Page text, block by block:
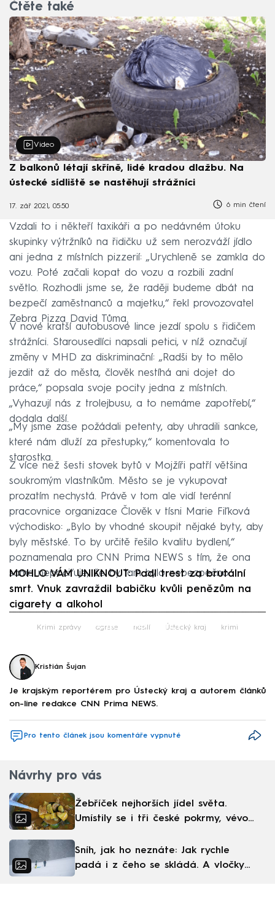
Čtěte také
Video
Z balkonů létají skříně, lidé kradou dlažbu. Na
ústecké sídliště se nastěhují strážníci
17. zář 2021, 05:50 6 min čtení
Vzdali to i někteří taxikáři a po nedávném útoku
skupinky výtržníků na řidičku už sem nerozváží jídlo
ani jedna z místních pizzerií: „Urychleně se zamkla do
vozu. Poté začali kopat do vozu a rozbili zadní
světlo. Rozhodli jsme se, že raději budeme dbát na
bezpečí zaměstnanců a majetku,“ řekl provozovatel
Zebra Pizza David Tůma.
V nové kratší autobusové lince jezdí spolu s řidičem
strážníci. Starousedlíci napsali petici, v níž označují
změny v MHD za diskriminační: „Radši by to mělo
jezdit až do města, člověk nestíhá ani dojet do
práce,“ popsala svoje pocity jedna z místních.
„Vyhazují nás z trolejbusu, a to nemáme zapotřebí,“
dodala další.
„My jsme zase požádali petenty, aby uhradili sankce,
které nám dluží za přestupky,“ komentovala to
starostka.
Z více než šesti stovek bytů v Mojžíři patří většina
soukromým vlastníkům. Město se je vykupovat
prozatím nechystá. Právě v tom ale vidí terénní
pracovnice organizace Člověk v tísni Marie Fiľková
východisko: „Bylo by vhodné skoupit nějaké byty, aby
byly městské. To by určitě řešilo kvalitu bydlení,“
poznamenala pro CNN Prima NEWS s tím, že ona
sama nepociťuje, že by tam bylo nebezpečno.
MOHLO VÁM UNIKNOUT: Padl trest za brutální
smrt. Vnuk zavraždil babičku kvůli penězům na
cigarety a alkohol
Failed to fetch
Krimi zprávy agrese násilí Ústecký kraj krimi
Kristián Šujan
Je krajským reportérem pro Ústecký kraj a autorem článků
on-line redakce CNN Prima NEWS.
Pro tento článek jsou komentáře vypnuté
Návrhy pro vás
Žebříček nejhorších jídel světa.
Umístily se i tři české pokrmy, vévodí
Sníh, jak ho neznáte: Jak rychle
padá i z čeho se skládá. A vločky